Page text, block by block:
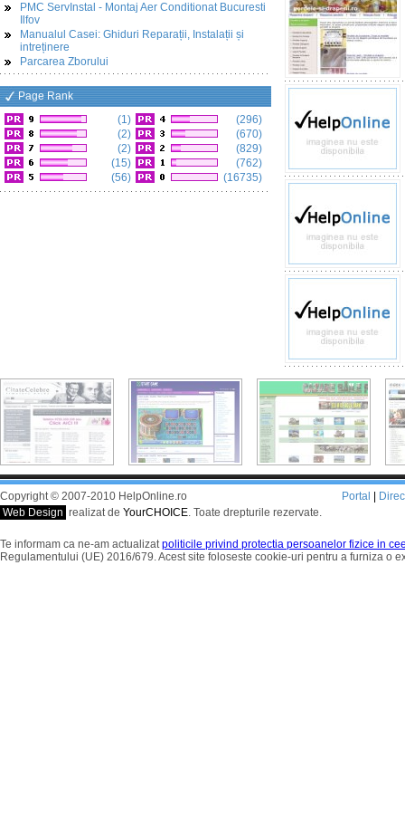
PMC ServInstal - Montaj Aer Conditionat Bucuresti
Ilfov
Manualul Casei: Ghiduri Reparații, Instalații și
intreținere
Parcarea Zborului
Page Rank
(1)
(2)
(2)
(15)
(56)
(296)
(670)
(829)
(762)
(16735)
Copyright © 2007-2010 HelpOnline.ro
Web Design realizat de YourCHOICE. Toate drepturile rezervate.
Portal
Te informam ca ne-am actualizatpoliticile privind protectia persoanelor fizice in
Regulamentului (UE) 2016/679. Acest site foloseste cookie-uri pentru a furniza o